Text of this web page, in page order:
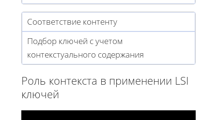
Соответствие контенту
Подбор ключей с учетом
контекстуального содержания
Роль контекста в применении LSI
ключей